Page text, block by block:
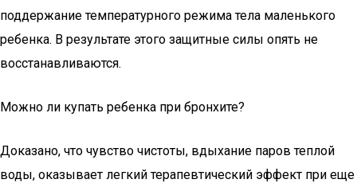
поддержание температурного режима тела маленького
ребенка. В результате этого защитные силы опять не
восстанавливаются.
Можно ли купать ребенка при бронхите?
Доказано, что чувство чистоты, вдыхание паров теплой
воды, оказывает легкий терапевтический эффект при еще